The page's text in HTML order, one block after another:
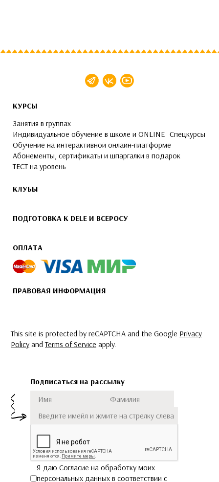
КУРСЫ
Занятия в группах
Индивидуальное обучение в школе и ONLINE Спецкурсы
Обучение на интерактивной онлайн-платформе
Абонементы, сертификаты и шпаргалки в подарок
ТЕСТ на уровень
КЛУБЫ
ПОДГОТОВКА К DELE И ВСЕРОСУ
ОПЛАТА
ПРАВОВАЯ ИНФОРМАЦИЯ
This site is protected by reCAPTCHA and the Google Privacy
Policy andTerms of Service apply.
Подписаться на рассылку
Имя
Фамилия
Я даю Согласие на обработку моих
персональных данных в соответствии с
Подписаться